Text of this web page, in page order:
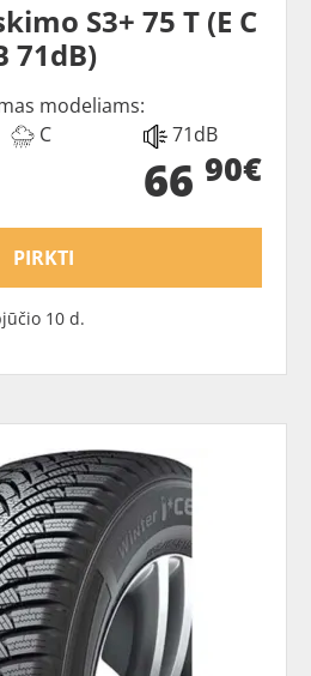
S3+ 75 T (E C
71dB)
modeliams:
C 71dB
66 90€
PIRKTI
10 d.